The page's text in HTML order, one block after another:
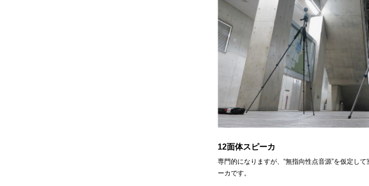
12面体スピーカ
専門的になりますが、“無指向性点音源”を仮定し
ーカです。